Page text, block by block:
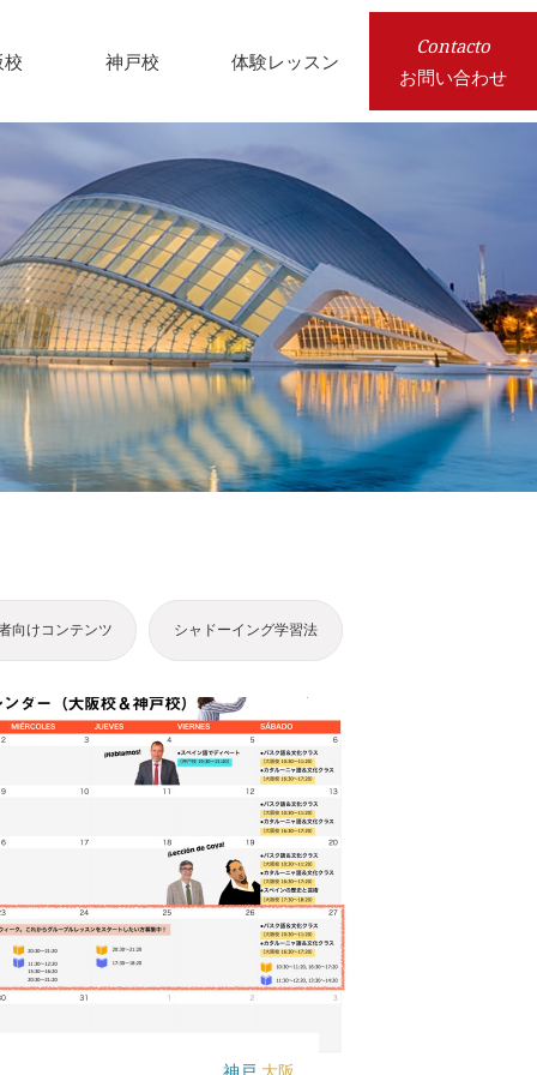
校 神戸校 体験レッスン
Contacto
お問い合わせ
向けコンテンツ シャドーイング学習法